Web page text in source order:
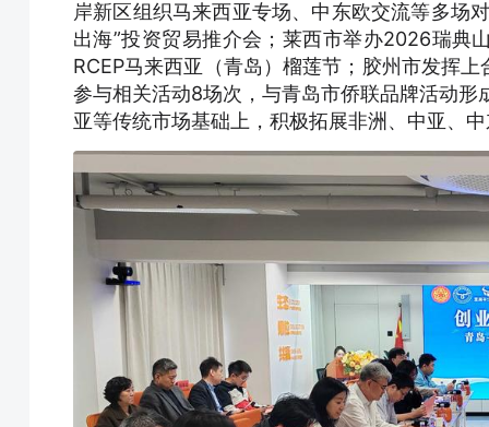
岸新区组织马来西亚专场、中东欧交流等多场
出海”投资贸易推介会；莱西市举办2026瑞典
RCEP马来西亚（青岛）榴莲节；胶州市发挥
参与相关活动8场次，与青岛市侨联品牌活动
亚等传统市场基础上，积极拓展非洲、中亚、